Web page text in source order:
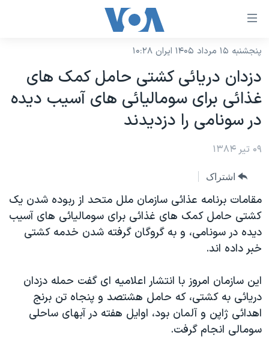
لینکهای
دسترسی
جهش
محتوای
اصلی
به
صفحه
جهش
جستجو
نسخه سبک وب‌سایت
موضوع ها
ایران
آمریکا
جهان
ورزشی
گزیده‌ها
ویژه برنامه‌ها
فرهنگ و زندگی
حقوق شهروندی
اقتصادی
برنامه های تلویزیونی
جدول برنامه ها
صفحه‌های ویژه
جام جهانی ۲۰۲۶
عملیات خشم حماسی
۲۵۰سالگی آمریکا
مستندها
انتخابات ریاست جمهوری آمریکا ۲۰۲۴
حمله جمهوری اسلامی به اسرائیل
فرکانس‌های صدای آمریکا
پخش رادیویی
یادگیری زبان انگلیسی
دنبال کنید
پنجشنبه ۱۵ مرداد ۱۴۰۵ ایران ۱۰:۲۸
دزدان دريائی کشتی حامل کمک های
غذائی برای سوماليائی های آسيب ديده
در سونامی را دزديدند
۰۹ تیر ۱۳۸۴
اشتراک
مقامات برنامه عذائی سازمان ملل متحد از ربوده شدن يک
کشتی حامل کمک های غذائی برای سوماليائی های آسيب
ديده در سونامی، و به گروگان گرفته شدن خدمه کشتی
خبر داده اند.
اين سازمان امروز با انتشار اعلاميه ای گفت حمله دزدان
دريائی به کشتی، که حامل هشتصد و پنجاه تن برنج
اهدائی ژاپن و آلمان بود، اوايل هفته در آبهای ساحلی
سومالی انجام گرفت.